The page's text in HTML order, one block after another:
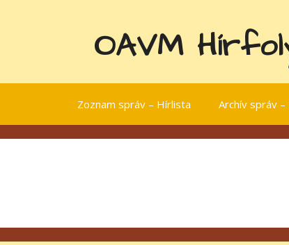
OAVM
Zoznam správ – Hírlista Archív správ